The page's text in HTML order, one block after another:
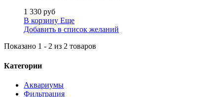
1 330 руб
В корзину Еще
Добавить в список желаний
Показано 1 - 2 из 2 товаров
Категории
Аквариумы
Фильтрация